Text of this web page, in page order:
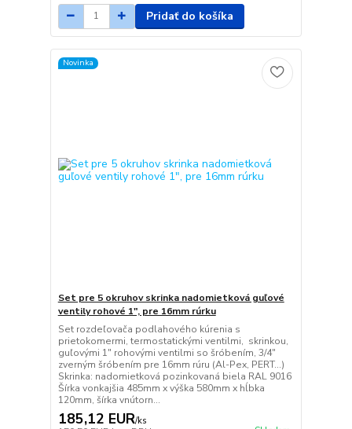
Pridať do košíka
Novinka
Set pre 5 okruhov skrinka nadomietková guľové
ventily rohové 1", pre 16mm rúrku
Set rozdeľovača podlahového kúrenia s
prietokomermi, termostatickými ventilmi, skrinkou,
guľovými 1" rohovými ventilmi so šróbením, 3/4"
zverným šróbením pre 16mm rúru (Al-Pex, PERT...)
Skrinka: nadomietková pozinkovaná biela RAL 9016
Šírka vonkajšia 485mm x výška 580mm x hĺbka
120mm, šírka vnútorn...
185,12 EUR/ks